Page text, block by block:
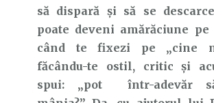
să dispară și să se
poate deveni amărăciune
când te fixezi pe „cine
făcându-te ostil, critic şi
spui: „pot într-adevăr